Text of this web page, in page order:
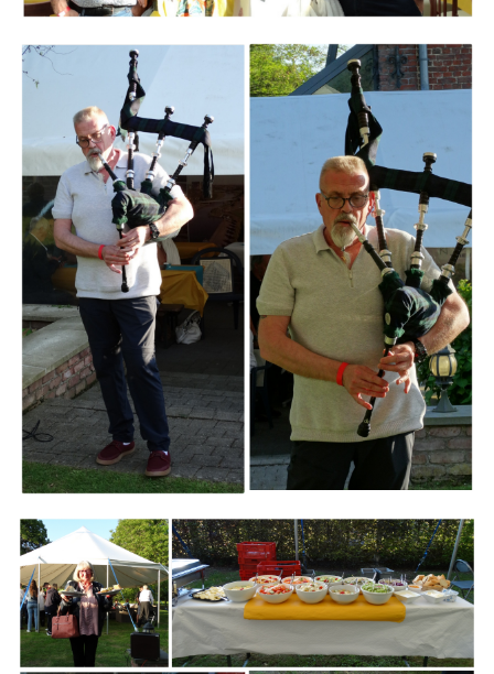
Branding
ARMCHAIR
Branding
ARMCHAIR